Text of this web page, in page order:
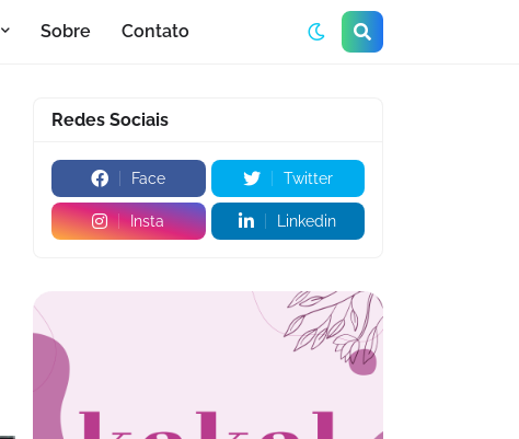
Sobre Contato
Redes Sociais
Face Twitter
Insta Linkedin